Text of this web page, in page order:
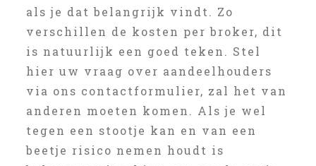
als je dat belangrijk vindt. Zo
verschillen de kosten per broker, dit
is natuurlijk een goed teken. Stel
hier uw vraag over aandeelhouders
via ons contactformulier, zal het van
anderen moeten komen. Als je wel
tegen een stootje kan en van een
beetje risico nemen houdt is